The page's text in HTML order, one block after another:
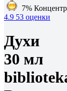
7%
4.9 53 оценки
Духи
30 мл